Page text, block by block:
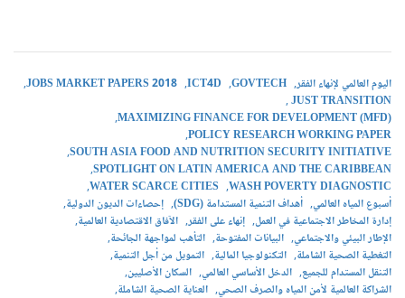
اليوم العالمي لإنهاء الفقر GOVTECH
ICT4D
JOBS MARKET PAPERS 2018
JUST TRANSITION
MAXIMIZING FINANCE FOR DEVELOPMENT (MFD)
POLICY RESEARCH WORKING PAPER
SOUTH ASIA FOOD AND NUTRITION SECURITY INITIATIVE
SPOTLIGHT ON LATIN AMERICA AND THE CARIBBEAN
WASH POVERTY DIAGNOSTIC
WATER SCARCE CITIES
أسبوع المياه العالمي أهداف التنمية المستدامة (SDG)
إحصاءات الديون الدولية
إدارة المخاطر الاجتماعية في العمل إنهاء على الفقر الآفاق الاقتصادية العالمية
الإطار البيئي والاجتماعي البيانات المفتوحة التأهب لمواجهة الجائحة
التغطية الصحية الشاملة التكنولوجيا المالية التمويل من أجل التنمية
التنقل المستدام للجميع الدخل الأساسي العالمي السكان الأصليين
الشراكة العالمية لأمن المياه والصرف الصحي العناية الصحية الشاملة